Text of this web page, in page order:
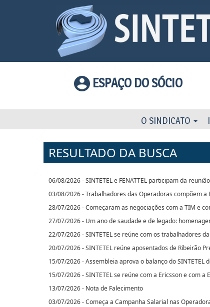
ESPAÇO DO SÓCIO
O SINDICATO
RESULTADO DA BUSCA
06/08/2026 - SINTETEL e FENATTEL participam da
03/08/2026 - Trabalhadores das Operadoras compõem a
28/07/2026 - Começaram as negociações com a TIM e
27/07/2026 - Um ano de saudade e de legado:
22/07/2026 - SINTETEL se reúne com os trabalhadores
20/07/2026 - SINTETEL reúne aposentados de Ribeirão
15/07/2026 - Assembleia aprova o balanço do SINTETEL
15/07/2026 - SINTETEL se reúne com a Ericsson e com a
13/07/2026 - Nota de Falecimento
03/07/2026 - Começa a Campanha Salarial nas